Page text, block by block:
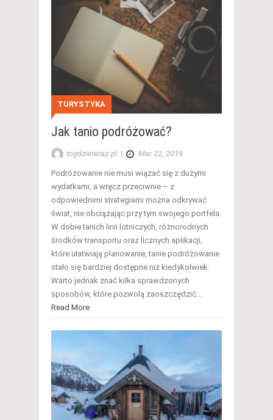
TURYSTYKA
Jak tanio podróżować?
togdzieteraz.pl | Mar 22, 2019
Podróżowanie nie musi wiązać się z dużymi
wydatkami, a wręcz przeciwnie – z
odpowiednimi strategiami można odkrywać
świat, nie obciążając przy tym swojego portfela.
W dobie tanich linii lotniczych, różnorodnych
środków transportu oraz licznych aplikacji,
które ułatwiają planowanie, tanie podróżowanie
stało się bardziej dostępne niż kiedykolwiek.
Warto jednak znać kilka sprawdzonych
sposobów, które pozwolą zaoszczędzić…
Read More